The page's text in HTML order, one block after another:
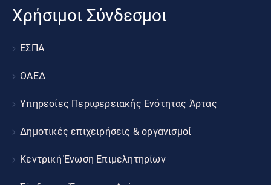
Χρήσιμοι Σύνδεσμοι
ΕΣΠΑ
ΟΑΕΔ
Υπηρεσίες Περιφερειακής Ενότητας Άρτας
Δημοτικές επιχειρήσεις & οργανισμοί
Κεντρική Ένωση Επιμελητηρίων